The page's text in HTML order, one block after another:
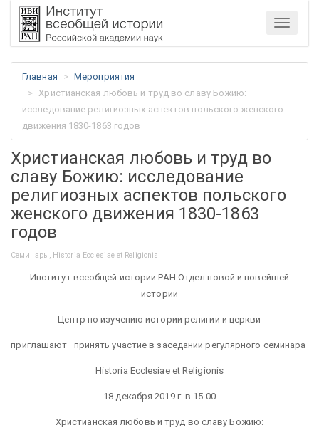
Меню
Главная
Мероприятия
Христианская любовь и труд во славу Божию:
исследование религиозных аспектов польского женского
движения 1830-1863 годов
Христианская любовь и труд во
славу Божию: исследование
религиозных аспектов польского
женского движения 1830-1863
годов
Семинары, Historia Ecclesiae et Religionis
Институт всеобщей истории РАН Отдел новой и новейшей
истории
Центр по изучению истории религии и церкви
приглашают принять участие в заседании регулярного семинара
Historia Ecclesiae et Religionis
18 декабря 2019 г. в 15.00
Христианская любовь и труд во славу Божию: